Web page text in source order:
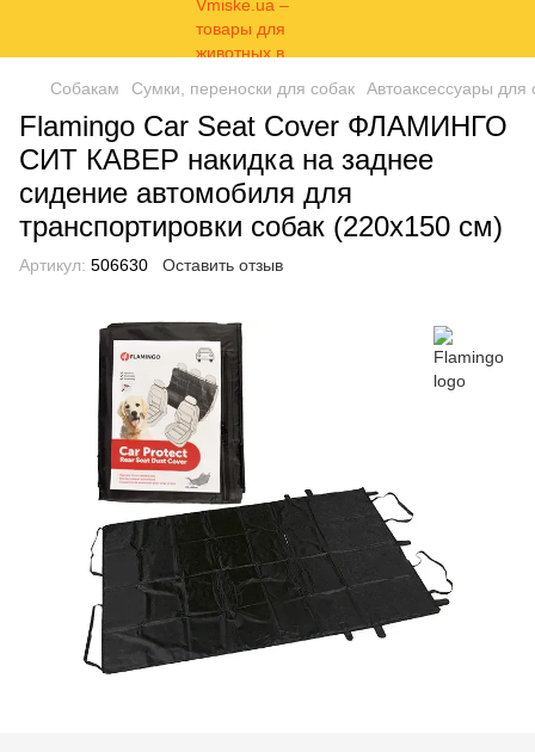
Собакам Сумки, переноски для собак Автоаксессуары для
Flamingo Car Seat Cover ФЛАМИНГО
СИТ КАВЕР накидка на заднее
сидение автомобиля для
транспортировки собак (220х150 см)
Артикул: 506630 Оставить отзыв